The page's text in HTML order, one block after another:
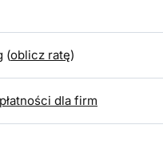
(oblicz ratę)
dla firm